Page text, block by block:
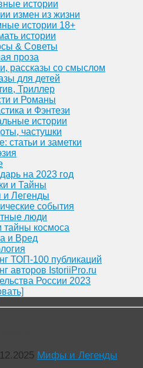
истории
измен из жизни
истории 18+
истории
& Советы
проза
рассказы со смыслом
для детей
Триллер
и Романы
и Фэнтези
истории
частушки
статьи и заметки
на 2023 год
и Тайны
Легенды
события
люди
космоса
и Вред
ТОП-100 публикаций
авторов IstoriiPro.ru
России 2023
Мифы и Легенды